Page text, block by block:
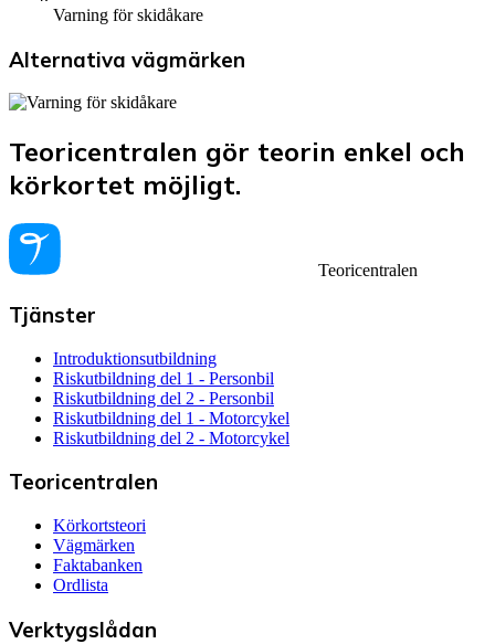
Varning för skidåkare
Alternativa vägmärken
Teoricentralen gör teorin enkel och
körkortet möjligt.
Teoricentralen
Tjänster
Introduktionsutbildning
Riskutbildning del 1 - Personbil
Riskutbildning del 2 - Personbil
Riskutbildning del 1 - Motorcykel
Riskutbildning del 2 - Motorcykel
Teoricentralen
Körkortsteori
Vägmärken
Faktabanken
Ordlista
Verktygslådan